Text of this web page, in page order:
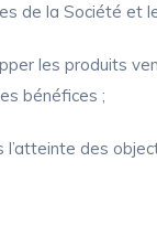
de la Société et
les produits
bénéfices ;
l’atteinte des